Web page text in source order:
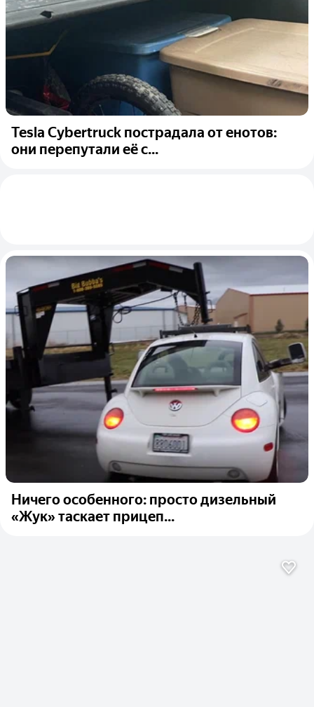
Tesla Cybertruck пострадала от енотов:
они перепутали её с...
Ничего особенного: просто дизельный
«Жук» таскает прицеп...